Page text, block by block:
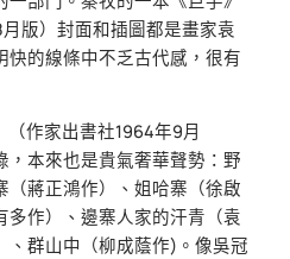
月版）封面和插圖都是畫家袁
快的線條中不乏古代感，很有
作家出書社1964年9月
，本來也是貴氣奢華聲勢：野
（蔣正鴻作）、姐哈寨（徐啟
多作）、邊寨人家的汗青（袁
、群山中（柳成蔭作)。像吳冠